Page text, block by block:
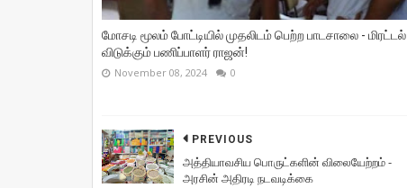
மோசடி மூலம் போட்டியில் முதலிடம் பெற்ற பாடசாலை - மிரட்டல்
விடுக்கும் பணிப்பாளர் ராஜன்!
November 08, 2024 0
PREVIOUS
அத்தியாவசிய பொருட்களின் விலையேற்றம் -
அரசின் அதிரடி நடவடிக்கை